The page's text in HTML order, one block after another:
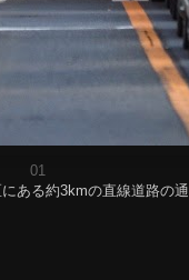
01
ある約3kmの直線道路の通